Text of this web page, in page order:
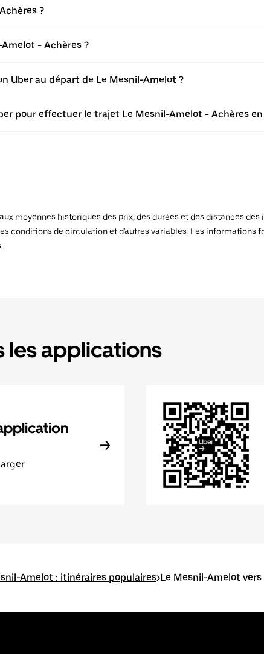
?
- Achères ?
Uber au départ de Le Mesnil-Amelot ?
pour effectuer le trajet Le Mesnil-Amelot - Achères
moyennes historiques des prix, des durées et des distances
conditions de circulation et d'autres variables. Les
les applications
Amelot : itinéraires populaires>Le Mesnil-Amelot